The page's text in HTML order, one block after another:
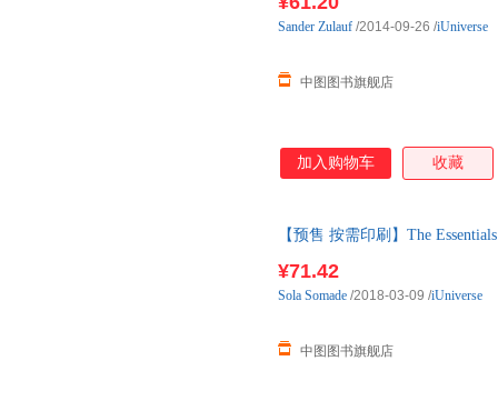
中图图书旗舰店
Sander Zulauf /2014-09-26 /iUniverse
加入购物车 收藏
【预售 按需印刷】The
¥71.42
中图图书旗舰店
Sola Somade /2018-03-09 /iUniverse